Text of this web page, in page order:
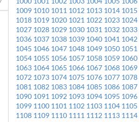
1009 1010 1011 1012 1013 1014 1015
1018 1019 1020 1021 1022 1023 1024
1027 1028 1029 1030 1031 1032 1033
1036 1037 1038 1039 1040 1041 1042
1045 1046 1047 1048 1049 1050 1051
1054 1055 1056 1057 1058 1059 1060
1063 1064 1065 1066 1067 1068 1069
1072 1073 1074 1075 1076 1077 1078
1081 1082 1083 1084 1085 1086 1087
1090 1091 1092 1093 1094 1095 1096
1099 1100 1101 1102 1103 1104 1105
1108 1109 1110 1111 1112 1113 1114